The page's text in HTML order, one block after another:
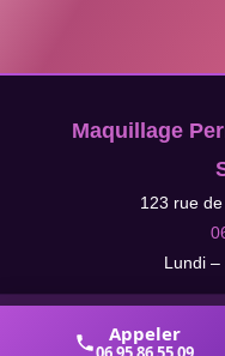
Maquillage
123 rue
Lundi –
Appeler